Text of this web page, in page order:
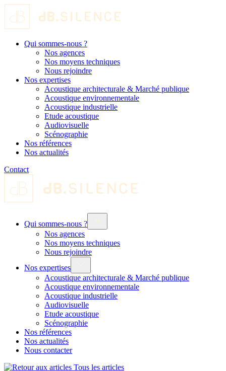
Qui sommes-nous ?
Nos agences
Nos moyens techniques
Nous rejoindre
Nos expertises
Acoustique architecturale & Marché publique
Acoustique environnementale
Acoustique industrielle
Etude acoustique
Audiovisuelle
Scénographie
Nos références
Nos actualités
Contact
Qui sommes-nous ?
Nos agences
Nos moyens techniques
Nous rejoindre
Nos expertises
Acoustique architecturale & Marché publique
Acoustique environnementale
Acoustique industrielle
Audiovisuelle
Etude acoustique
Scénographie
Nos références
Nos actualités
Nous contacter
Tous les articles